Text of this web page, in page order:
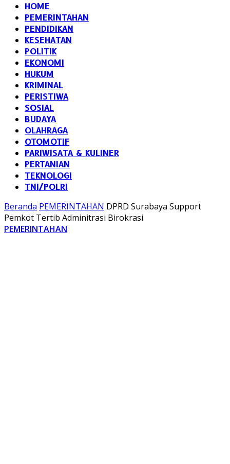
HOME
PEMERINTAHAN
PENDIDIKAN
KESEHATAN
POLITIK
EKONOMI
HUKUM
KRIMINAL
PERISTIWA
SOSIAL
BUDAYA
OLAHRAGA
OTOMOTIF
PARIWISATA & KULINER
PERTANIAN
TEKNOLOGI
TNI/POLRI
Beranda PEMERINTAHAN DPRD Surabaya Support
Pemkot Tertib Adminitrasi Birokrasi
PEMERINTAHAN